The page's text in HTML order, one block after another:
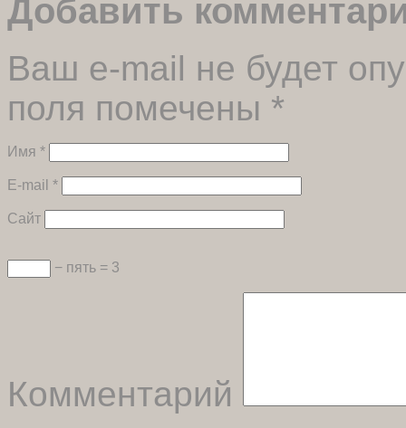
Добавить
Ваш e-mail не будет
поля помечены *
Имя *
E-mail *
Сайт
− пять = 3
Комментарий